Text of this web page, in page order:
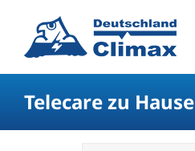
Telecare zu Hause